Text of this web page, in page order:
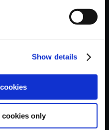
Show details
cookies only